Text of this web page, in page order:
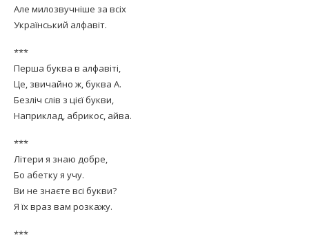
Але милозвучніше за всіх
Український алфавіт.
***
Перша буква в алфавіті,
Це, звичайно ж, буква А.
Безліч слів з цієї букви,
Наприклад, абрикос, айва.
***
Літери я знаю добре,
Бо абетку я учу.
Ви не знаєте всі букви?
Я їх враз вам розкажу.
***